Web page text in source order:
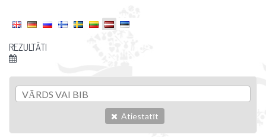
REZULTĀTI
Atiestatīt